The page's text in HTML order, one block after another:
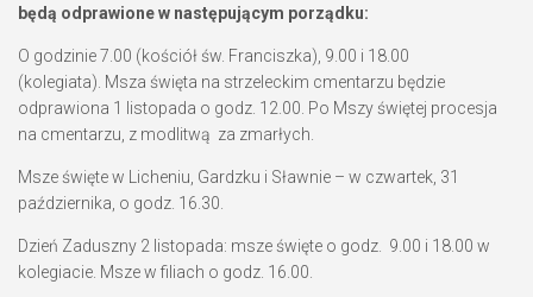
będą odprawione w następującym porządku:
O godzinie 7.00 (kościół św. Franciszka), 9.00 i 18.00
(kolegiata). Msza święta na strzeleckim cmentarzu będzie
odprawiona 1 listopada o godz. 12.00. Po Mszy świętej procesja
na cmentarzu, z modlitwą za zmarłych.
Msze święte w Licheniu, Gardzku i Sławnie – w czwartek, 31
października, o godz. 16.30.
Dzień Zaduszny 2 listopada: msze święte o godz. 9.00 i 18.00 w
kolegiacie. Msze w filiach o godz. 16.00.